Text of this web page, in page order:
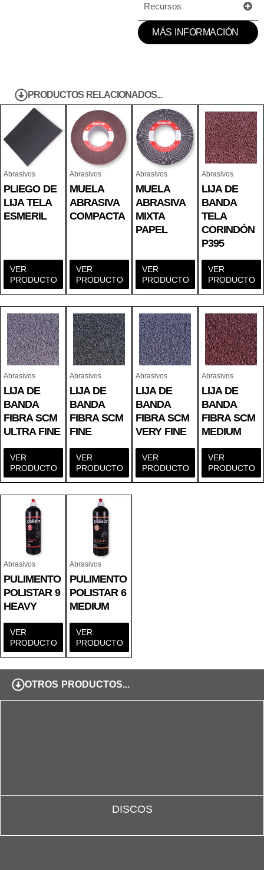
Recursos
MÁS INFORMACIÓN
PRODUCTOS RELACIONADOS...
Abrasivos
PLIEGO DE
LIJA TELA
ESMERIL
VER
PRODUCTO
Abrasivos
MUELA
ABRASIVA
COMPACTA
VER
PRODUCTO
Abrasivos
MUELA
ABRASIVA
MIXTA
PAPEL
VER
PRODUCTO
Abrasivos
LIJA DE
BANDA
TELA
CORINDÓN
P395
VER
PRODUCTO
Abrasivos
LIJA DE
BANDA
FIBRA SCM
ULTRA FINE
VER
PRODUCTO
Abrasivos
LIJA DE
BANDA
FIBRA SCM
FINE
VER
PRODUCTO
Abrasivos
LIJA DE
BANDA
FIBRA SCM
VERY FINE
VER
PRODUCTO
Abrasivos
LIJA DE
BANDA
FIBRA SCM
MEDIUM
VER
PRODUCTO
Abrasivos
PULIMENTO
POLISTAR 9
HEAVY
VER
PRODUCTO
Abrasivos
PULIMENTO
POLISTAR 6
MEDIUM
VER
PRODUCTO
OTROS PRODUCTOS...
DISCOS